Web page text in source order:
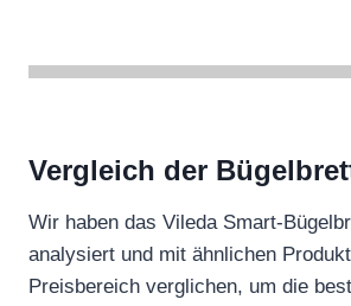
Vergleich der
Wir haben das Vileda Smart-
analysiert und mit ähnlichen
Preisbereich verglichen, um die